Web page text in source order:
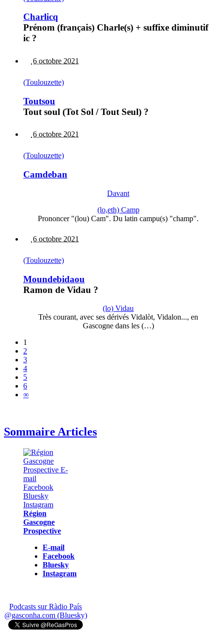
Charlicq
Prénom (français) Charle(s) + suffixe diminutif
ic ?
6 octobre 2021
(Toulouzette)
Toutsou
Tout soul (Tot Sol / Tout Seul) ?
6 octobre 2021
(Toulouzette)
Camdeban
Davant
(lo,eth) Camp
Prononcer "(lou) Cam". Du latin campu(s) "champ".
6 octobre 2021
(Toulouzette)
Moundebidaou
Ramon de Vidau ?
(lo) Vidau
Très courant, avec ses dérivés Vidalòt, Vidalon..., en
Gascogne dans les (…)
1
2
3
4
5
6
∞
Sommaire Articles
Région
Gascogne
Prospective
E-mail
Facebook
Bluesky
Instagram
Podcasts sur Ràdio País
@gasconha.com (Bluesky)